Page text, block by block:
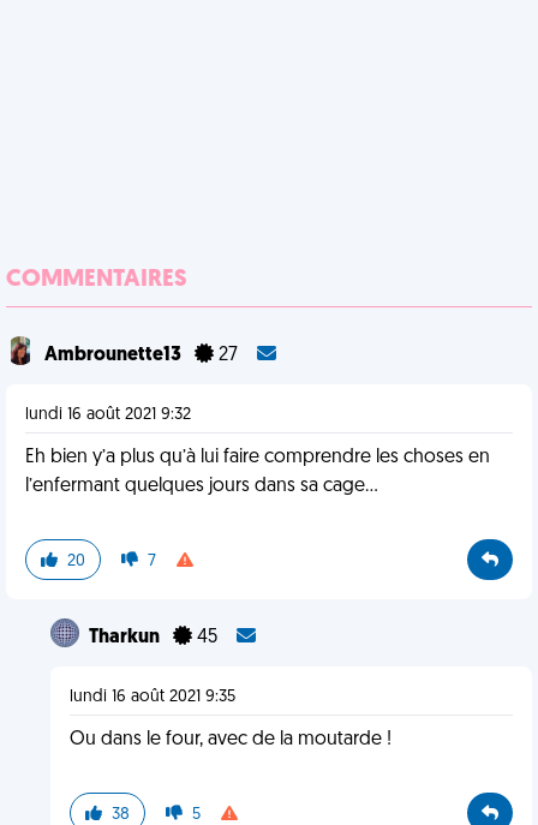
COMMENTAIRES
Ambrounette13 27
lundi 16 août 2021 9:32
Eh bien y’a plus qu’à lui faire comprendre les choses en
l’enfermant quelques jours dans sa cage…
20 7
Tharkun 45
lundi 16 août 2021 9:35
Ou dans le four, avec de la moutarde !
38 5